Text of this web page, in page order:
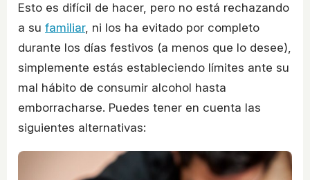
Esto es difícil de hacer, pero no está rechazando
a su familiar, ni los ha evitado por completo
durante los días festivos (a menos que lo desee),
simplemente estás estableciendo límites ante su
mal hábito de consumir alcohol hasta
emborracharse. Puedes tener en cuenta las
siguientes alternativas: